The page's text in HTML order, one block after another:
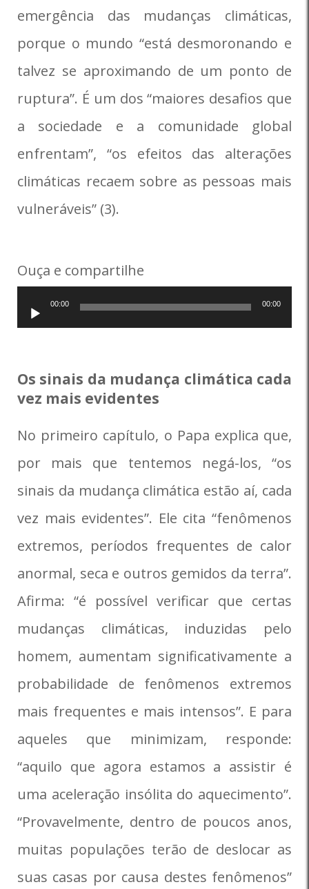
emergência das mudanças climáticas,
porque o mundo “está desmoronando e
talvez se aproximando de um ponto de
ruptura”. É um dos “maiores desafios que
a sociedade e a comunidade global
enfrentam”, “os efeitos das alterações
climáticas recaem sobre as pessoas mais
vulneráveis” (3).
Ouça e compartilhe
Tocador
de
00:00 00:00
Os sinais da mudança climática cada
vez mais evidentes
No primeiro capítulo, o Papa explica que,
por mais que tentemos negá-los, “os
sinais da mudança climática estão aí, cada
vez mais evidentes”. Ele cita “fenômenos
extremos, períodos frequentes de calor
anormal, seca e outros gemidos da terra”.
Afirma: “é possível verificar que certas
mudanças climáticas, induzidas pelo
homem, aumentam significativamente a
probabilidade de fenômenos extremos
mais frequentes e mais intensos”. E para
aqueles que minimizam, responde:
“aquilo que agora estamos a assistir é
uma aceleração insólita do aquecimento”.
“Provavelmente, dentro de poucos anos,
muitas populações terão de deslocar as
suas casas por causa destes fenômenos”